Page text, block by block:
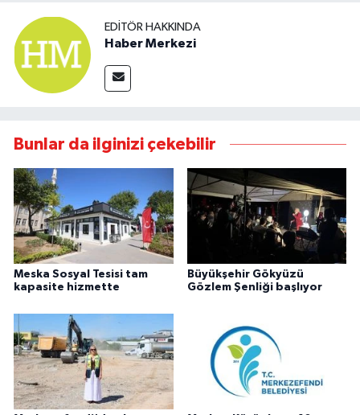
EDITÖR HAKKINDA
Haber Merkezi
Bunlar da ilginizi çekebilir
Meska Sosyal Tesisi tam
kapasite hizmette
Büyükşehir Gökyüzü
Gözlem Şenliği başlıyor